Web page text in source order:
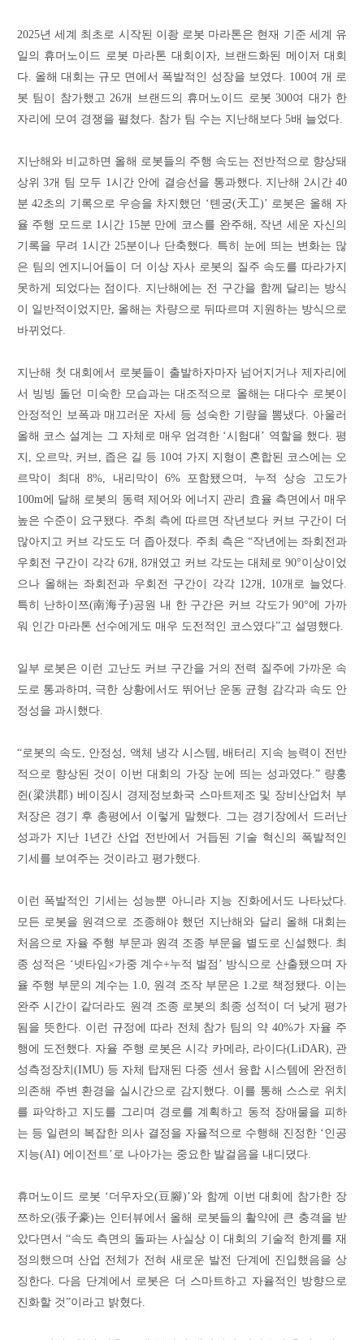
2025년 세계 최초로 시작된 이좡 로봇 마라톤은 현재 기준 세계 유
일의 휴머노이드 로봇 마라톤 대회이자, 브랜드화된 메이저 대회
다. 올해 대회는 규모 면에서 폭발적인 성장을 보였다. 100여 개 로
봇 팀이 참가했고 26개 브랜드의 휴머노이드 로봇 300여 대가 한
자리에 모여 경쟁을 펼쳤다. 참가 팀 수는 지난해보다 5배 늘었다.
지난해와 비교하면 올해 로봇들의 주행 속도는 전반적으로 향상돼
상위 3개 팀 모두 1시간 안에 결승선을 통과했다. 지난해 2시간 40
분 42초의 기록으로 우승을 차지했던 ‘톈궁(天工)’ 로봇은 올해 자
율 주행 모드로 1시간 15분 만에 코스를 완주해, 작년 세운 자신의
기록을 무려 1시간 25분이나 단축했다. 특히 눈에 띄는 변화는 많
은 팀의 엔지니어들이 더 이상 자사 로봇의 질주 속도를 따라가지
못하게 되었다는 점이다. 지난해에는 전 구간을 함께 달리는 방식
이 일반적이었지만, 올해는 차량으로 뒤따르며 지원하는 방식으로
바뀌었다.
지난해 첫 대회에서 로봇들이 출발하자마자 넘어지거나 제자리에
서 빙빙 돌던 미숙한 모습과는 대조적으로 올해는 대다수 로봇이
안정적인 보폭과 매끄러운 자세 등 성숙한 기량을 뽐냈다. 아울러
올해 코스 설계는 그 자체로 매우 엄격한 ‘시험대’ 역할을 했다. 평
지, 오르막, 커브, 좁은 길 등 10여 가지 지형이 혼합된 코스에는 오
르막이 최대 8%, 내리막이 6% 포함됐으며, 누적 상승 고도가
100m에 달해 로봇의 동력 제어와 에너지 관리 효율 측면에서 매우
높은 수준이 요구됐다. 주최 측에 따르면 작년보다 커브 구간이 더
많아지고 커브 각도도 더 좁아졌다. 주최 측은 “작년에는 좌회전과
우회전 구간이 각각 6개, 8개였고 커브 각도는 대체로 90°이상이었
으나 올해는 좌회전과 우회전 구간이 각각 12개, 10개로 늘었다.
특히 난하이쯔(南海子)공원 내 한 구간은 커브 각도가 90°에 가까
워 인간 마라톤 선수에게도 매우 도전적인 코스였다”고 설명했다.
일부 로봇은 이런 고난도 커브 구간을 거의 전력 질주에 가까운 속
도로 통과하며, 극한 상황에서도 뛰어난 운동 균형 감각과 속도 안
정성을 과시했다.
“로봇의 속도, 안정성, 액체 냉각 시스템, 배터리 지속 능력이 전반
적으로 향상된 것이 이번 대회의 가장 눈에 띄는 성과였다.” 량훙
쥔(梁洪郡) 베이징시 경제정보화국 스마트제조 및 장비산업처 부
처장은 경기 후 총평에서 이렇게 말했다. 그는 경기장에서 드러난
성과가 지난 1년간 산업 전반에서 거듭된 기술 혁신의 폭발적인
기세를 보여주는 것이라고 평가했다.
이런 폭발적인 기세는 성능뿐 아니라 지능 진화에서도 나타났다.
모든 로봇을 원격으로 조종해야 했던 지난해와 달리 올해 대회는
처음으로 자율 주행 부문과 원격 조종 부문을 별도로 신설했다. 최
종 성적은 ‘넷타임×가중 계수+누적 벌점’ 방식으로 산출됐으며 자
율 주행 부문의 계수는 1.0, 원격 조작 부문은 1.2로 책정됐다. 이는
완주 시간이 같더라도 원격 조종 로봇의 최종 성적이 더 낮게 평가
됨을 뜻한다. 이런 규정에 따라 전체 참가 팀의 약 40%가 자율 주
행에 도전했다. 자율 주행 로봇은 시각 카메라, 라이다(LiDAR), 관
성측정장치(IMU) 등 자체 탑재된 다중 센서 융합 시스템에 완전히
의존해 주변 환경을 실시간으로 감지했다. 이를 통해 스스로 위치
를 파악하고 지도를 그리며 경로를 계획하고 동적 장애물을 피하
는 등 일련의 복잡한 의사 결정을 자율적으로 수행해 진정한 ‘인공
지능(AI) 에이전트’로 나아가는 중요한 발걸음을 내디뎠다.
휴머노이드 로봇 ‘더우자오(豆腳)’와 함께 이번 대회에 참가한 장
쯔하오(張子豪)는 인터뷰에서 올해 로봇들의 활약에 큰 충격을 받
았다면서 “속도 측면의 돌파는 사실상 이 대회의 기술적 한계를 재
정의했으며 산업 전체가 전혀 새로운 발전 단계에 진입했음을 상
징한다. 다음 단계에서 로봇은 더 스마트하고 자율적인 방향으로
진화할 것”이라고 밝혔다.